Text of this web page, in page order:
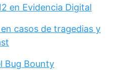
en Evidencia Digital
casos de tragedias y
Bug Bounty